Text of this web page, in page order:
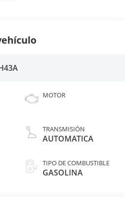
MOTOR
TRANSMISIÓN
AUTOMATICA
TIPO DE COMBUSTIBLE
GASOLINA